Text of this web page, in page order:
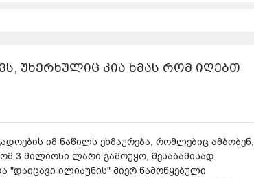
უხერხულიც კია ხმას რომ იღებთ
იმ ნაწილს ეხმაურება, რომლებიც ამბობენ,
3 მილიონი ლარი გამოუყო, შესაბამისად
"დაიცავი ილიაუნის" მიერ წამოწყებული